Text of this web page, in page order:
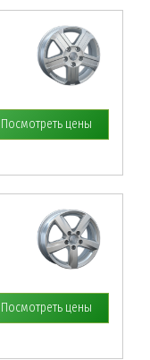
Посмотреть цены
Посмотреть цены